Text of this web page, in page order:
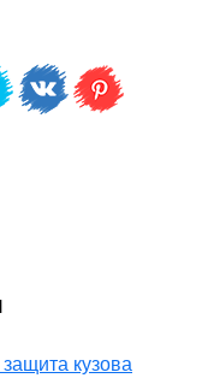
кузова